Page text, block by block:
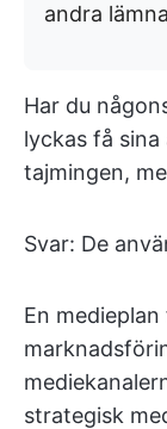
andra
Har du
lyckas få
tajmingen,
Svar: De
En
strategisk